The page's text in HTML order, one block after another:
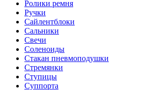
Ролики ремня
Ручки
Сайлентблоки
Сальники
Свечи
Соленоиды
Стакан пневмоподушки
Стремянки
Ступицы
Суппорта